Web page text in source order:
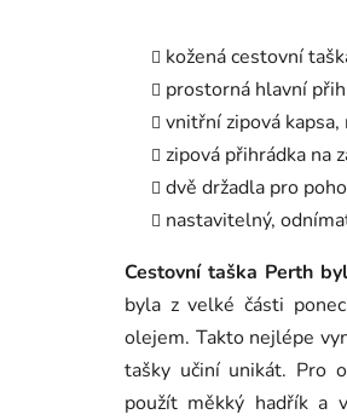
kožená cestovní
prostorná hlavní
vnitřní zipová
zipová přihrádka na
dvě držadla pro
nastavitelný,
Cestovní taška Perth
byla z velké části
olejem. Takto nejlépe
tašky učiní unikát. Pro
použít měkký hadřík a